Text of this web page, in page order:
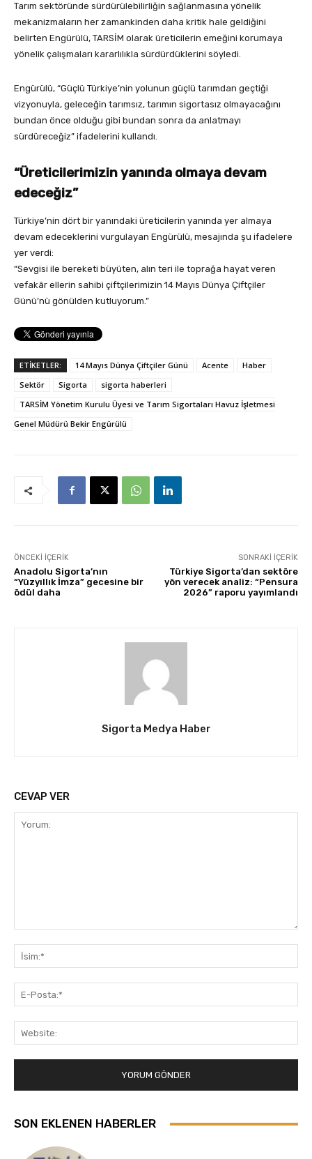
Tarım sektöründe sürdürülebilirliğin sağlanmasına yönelik
mekanizmaların her zamankinden daha kritik hale geldiğini
belirten Engürülü, TARSİM olarak üreticilerin emeğini korumaya
yönelik çalışmaları kararlılıkla sürdürdüklerini söyledi.
Engürülü, “Güçlü Türkiye’nin yolunun güçlü tarımdan geçtiği
vizyonuyla, geleceğin tarımsız, tarımın sigortasız olmayacağını
bundan önce olduğu gibi bundan sonra da anlatmayı
sürdüreceğiz” ifadelerini kullandı.
“Üreticilerimizin yanında olmaya devam
edeceğiz”
Türkiye’nin dört bir yanındaki üreticilerin yanında yer almaya
devam edeceklerini vurgulayan Engürülü, mesajında şu ifadelere
yer verdi:
“Sevgisi ile bereketi büyüten, alın teri ile toprağa hayat veren
vefakâr ellerin sahibi çiftçilerimizin 14 Mayıs Dünya Çiftçiler
Günü’nü gönülden kutluyorum.”
ETİKETLER: 14 Mayıs Dünya Çiftçiler Günü Acente
Haber
Sektör
Sigorta
sigorta haberleri
TARSİM Yönetim Kurulu Üyesi ve Tarım Sigortaları Havuz İşletmesi
Genel Müdürü Bekir Engürülü
ÖNCEKI İÇERIK
Anadolu Sigorta’nın
“Yüzyıllık İmza” gecesine bir
ödül daha
SONRAKI İÇERIK
Türkiye Sigorta’dan sektöre
yön verecek analiz: “Pensura
2026” raporu yayımlandı
Sigorta Medya Haber
CEVAP VER
SON EKLENEN HABERLER